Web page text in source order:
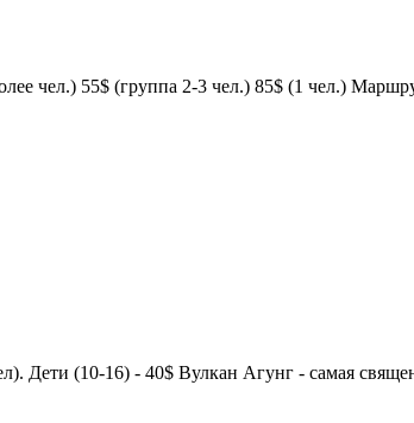
чел.) 55$ (группа 2-3 чел.) 85$ (1 чел.)
Дети (10-16) - 40$ Вулкан Агунг - самая